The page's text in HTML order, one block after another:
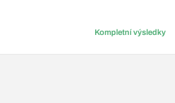
Kompletní výsledky